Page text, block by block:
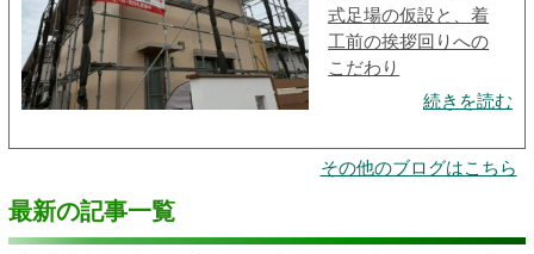
式足場の仮設と、着
工前の挨拶回りへの
こだわり
続きを読む
その他のブログはこちら
最新の記事一覧